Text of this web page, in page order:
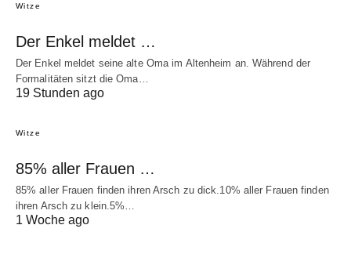
Witze
Der Enkel meldet …
Der Enkel meldet seine alte Oma im Altenheim an. Während der
Formalitäten sitzt die Oma…
19 Stunden ago
Witze
85% aller Frauen …
85% aller Frauen finden ihren Arsch zu dick.10% aller Frauen finden
ihren Arsch zu klein.5%…
1 Woche ago